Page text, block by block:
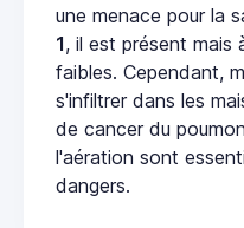
une menace pour la
1, il est présent mais
faibles. Cependant,
s'infiltrer dans les
de cancer du
l'aération sont
dangers.